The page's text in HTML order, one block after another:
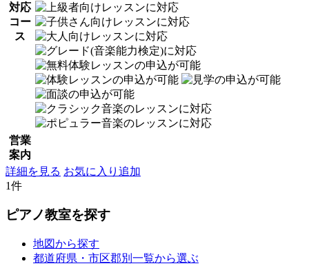
対応
コー
ス
営業
案内
詳細を見る お気に入り追加
1件
ピアノ教室を探す
地図から探す
都道府県・市区郡別一覧から選ぶ